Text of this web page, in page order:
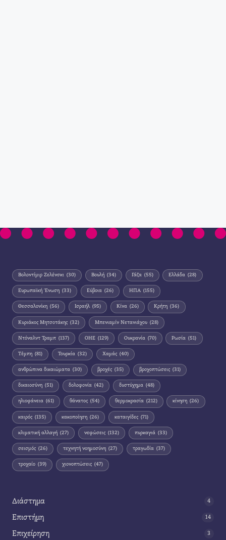
Βολοντίμιρ Ζελένσκι (30) Βουλή (34) Γάζα (55) Ελλάδα (28)
Ευρωπαϊκή Ένωση (33) Εύβοια (26) ΗΠΑ (155)
Θεσσαλονίκη (56) Ισραήλ (95) Κίνα (26) Κρήτη (36)
Κυριάκος Μητσοτάκης (32) Μπενιαμίν Νετανιάχου (28)
Ντόναλντ Τραμπ (137) ΟΗΕ (129) Ουκρανία (70) Ρωσία (51)
Τέμπη (81) Τουρκία (32) Χαμάς (40)
ανθρώπινα δικαιώματα (30) βροχές (35) βροχοπτώσεις (31)
δικαιοσύνη (51) δολοφονία (42) δυστύχημα (48)
ηλιοφάνεια (61) θάνατος (54) θερμοκρασία (212) κίνηση (26)
καιρός (135) κακοποίηση (26) καταιγίδες (71)
κλιματική αλλαγή (27) νεφώσεις (132) πυρκαγιά (33)
σεισμός (26) τεχνητή νοημοσύνη (27) τραγωδία (37)
τροχαίο (39) χιονοπτώσεις (47)
Διάστημα 4
Επιστήμη 14
Επιχείρηση 3